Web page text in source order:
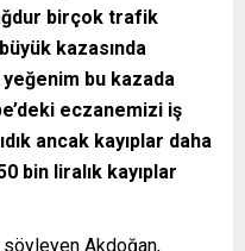
birçok trafik
kazasında
bu kazada
eczanemizi iş
ancak kayıplar daha
bin liralık kayıplar
söyleyen Akdoğan,